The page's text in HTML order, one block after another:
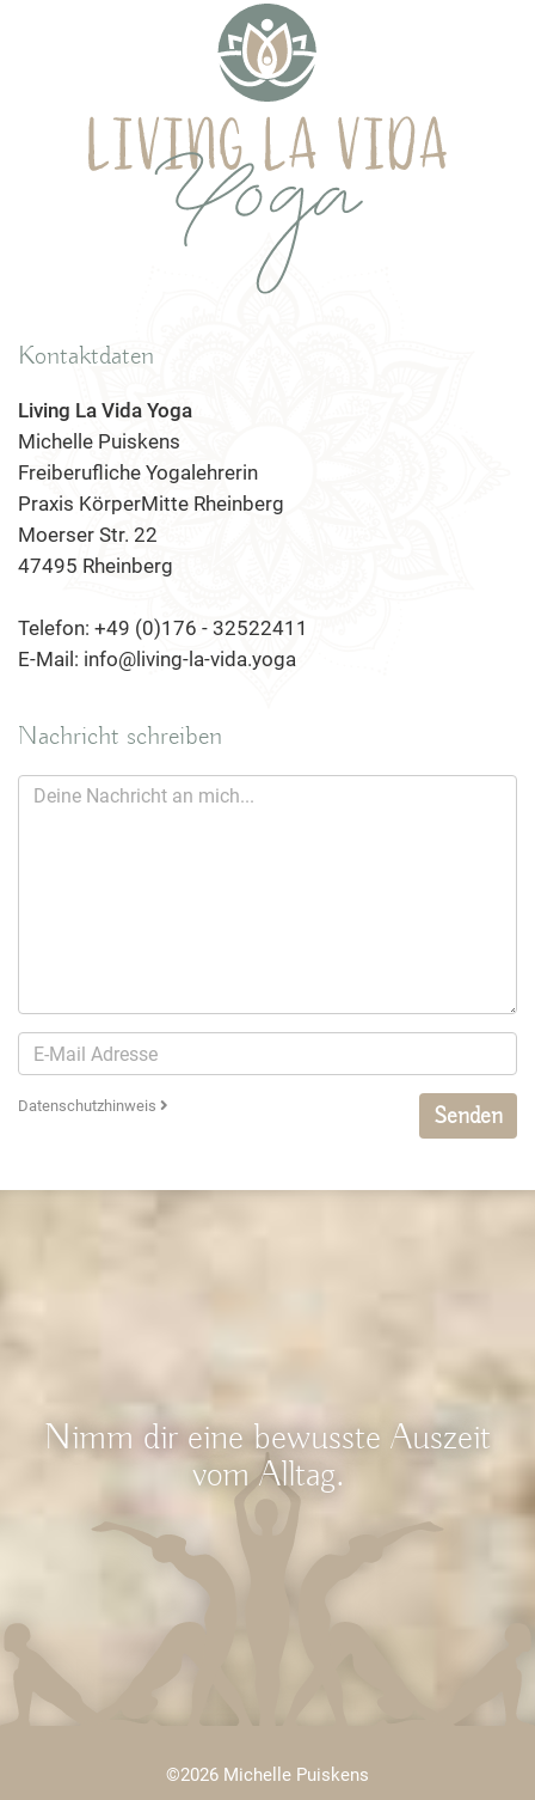
Kontaktdaten
Living La Vida Yoga
Michelle Puiskens
Freiberufliche Yogalehrerin
Praxis KörperMitte Rheinberg
Moerser Str. 22
47495 Rheinberg
Telefon: +49 (0)176 - 32522411
E-Mail: info@living-la-vida.yoga
Nachricht schreiben
Datenschutzhinweis Senden
Nimm dir eine bewusste Auszeit
vom Alltag.
©2026 Michelle Puiskens